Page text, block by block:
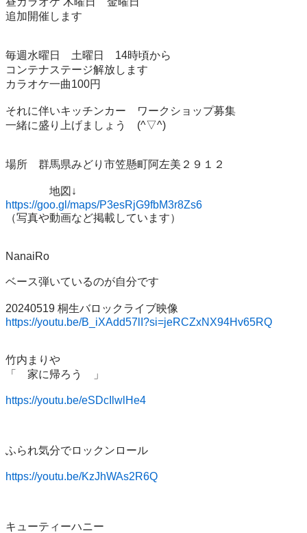
追加開催します
毎週水曜日　土曜日　14時頃から
コンテナステージ解放します
カラオケ一曲100円
それに伴いキッチンカー　ワークショップ募集
一緒に盛り上げましょう　(^▽^)
場所　群馬県みどり市笠懸町阿左美２９１２
https://goo.gl/maps/P3esRjG9fbM3r8Zs6
（写真や動画など掲載しています）
NanaiRo
ベース弾いているのが自分です
https://youtu.be/B_iXAdd57lI?si=jeRCZxNX94Hv65RQ
竹内まりや
「　家に帰ろう　」
https://youtu.be/eSDcIlwlHe4
ふられ気分でロックンロール
https://youtu.be/KzJhWAs2R6Q
キューティーハニー